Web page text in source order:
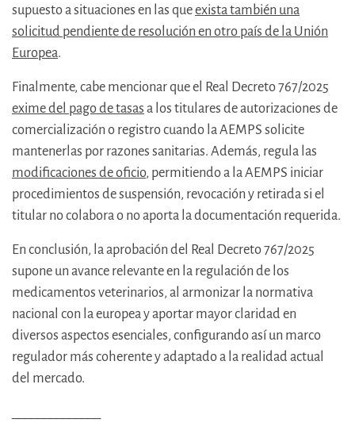
supuesto a situaciones en las queexista también una
solicitud pendiente de resolución en otro país de la Unión
Europea.
Finalmente, cabe mencionar que el Real Decreto 767/2025
exime del pago de tasas a los titulares de autorizaciones de
comercialización o registro cuando la AEMPS solicite
mantenerlas por razones sanitarias. Además, regula las
modificaciones de oficio, permitiendo a la AEMPS iniciar
procedimientos de suspensión, revocación y retirada si el
titular no colabora o no aporta la documentación requerida.
En conclusión, la aprobación del Real Decreto 767/2025
supone un avance relevante en la regulación de los
medicamentos veterinarios, al armonizar la normativa
nacional con la europea y aportar mayor claridad en
diversos aspectos esenciales, configurando así un marco
regulador más coherente y adaptado a la realidad actual
del mercado.